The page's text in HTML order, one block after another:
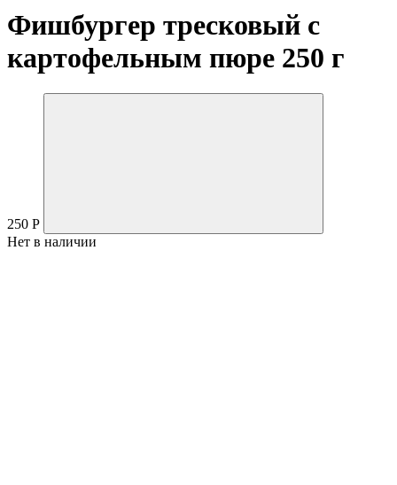
Фишбургер тресковый с
картофельным пюре 250 г
250 Р
Нет в наличии